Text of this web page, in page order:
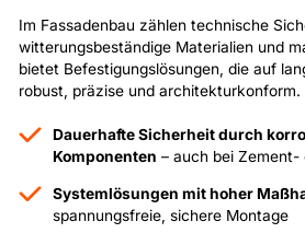
Im Fassadenbau zählen technische
witterungsbeständige Materialien und
bietet Befestigungslösungen, die auf
robust, präzise und architekturkonform.
Dauerhafte Sicherheit durch
Komponenten – auch bei Zement-
Systemlösungen mit hoher
spannungsfreie, sichere Montage